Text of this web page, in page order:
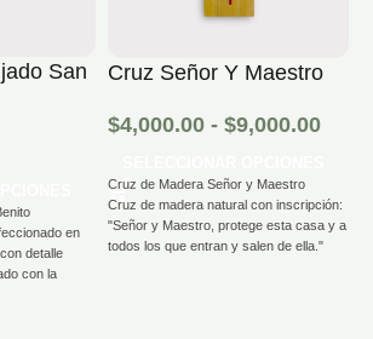
San
en
detalle
con la
Cruz Señor Y Maestro
$4,000.00 - $9,000.00
Cruz de Madera Señor y Maestro
Cruz de madera natural con inscripción:
"Señor y Maestro, protege esta casa y a
todos los que entran y salen de ella."